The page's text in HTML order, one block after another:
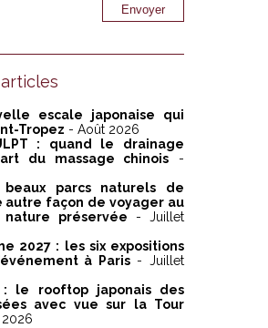
escale japonaise qui
Tropez - Août 2026
: quand le drainage
du massage chinois -
parcs naturels de
autre façon de voyager au
préservée - Juillet
2027 : les six expositions
à Paris- Juillet
: le rooftop japonais des
avec vue sur la Tour